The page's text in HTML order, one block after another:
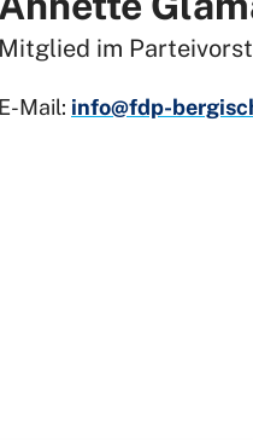
Mitglied im
E-Mail: info@fdp-